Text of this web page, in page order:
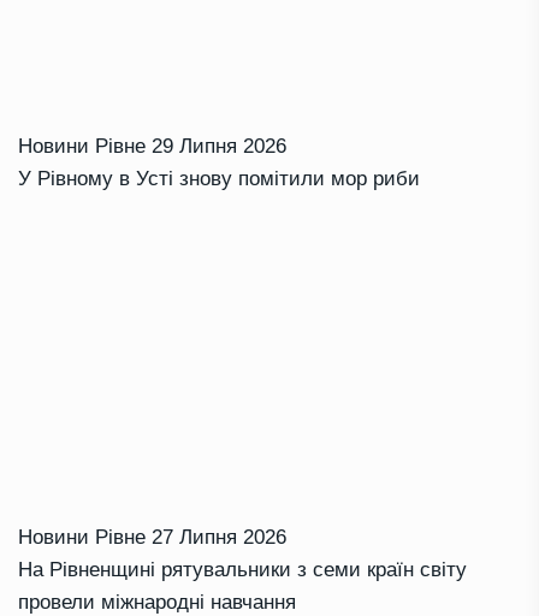
Новини Рівне 29 Липня 2026
У Рівному в Усті знову помітили мор риби
Новини Рівне 27 Липня 2026
На Рівненщині рятувальники з семи країн світу
провели міжнародні навчання